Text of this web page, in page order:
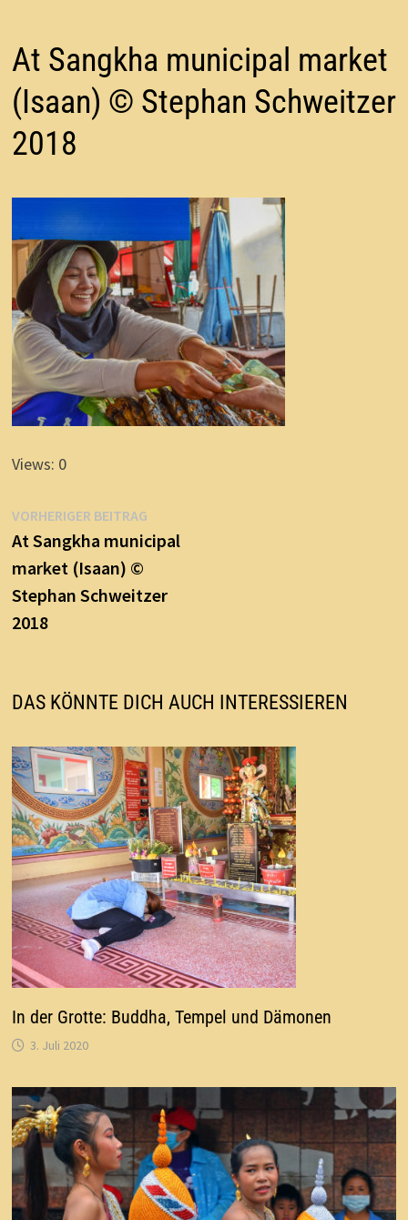
At Sangkha municipal market
(Isaan) © Stephan Schweitzer
2018
Views: 0
Beitragsnavigation
VORHERIGER BEITRAGVorheriger
Beitrag:
At Sangkha municipal
market (Isaan) ©
Stephan Schweitzer
2018
DAS KÖNNTE DICH AUCH INTERESSIEREN
In der Grotte: Buddha, Tempel und Dämonen
3. Juli 2020